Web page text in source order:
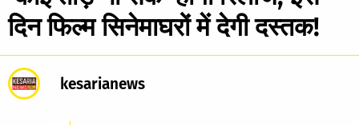
दिन फिल्म सिनेमाघरों में देगी दस्तक!
kesarianews